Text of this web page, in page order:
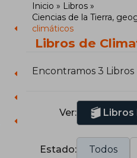
Inicio
Libros
Ciencias de la Tierra,
climáticos
Libros de
Encontramos 3 Libros
Ver: Libros
Estado: Todos